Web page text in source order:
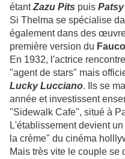
étantZazu Pits puis
Si Thelma se spécialise
également dans des
première version du
En 1932, l'actrice rencontre
"agent de stars" mais
Lucky Lucciano. Ils se
année et investissent
"Sidewalk Cafe", situé à
L'établissement devient
la crème" du cinéma
Mais très vite le couple se